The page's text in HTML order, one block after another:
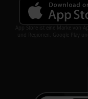
App Store ist eine Marke von
und Regionen. Google Play